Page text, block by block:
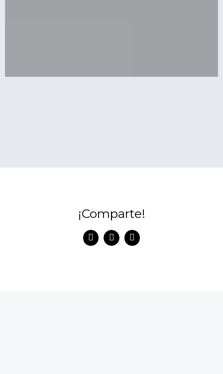
¡Comparte!